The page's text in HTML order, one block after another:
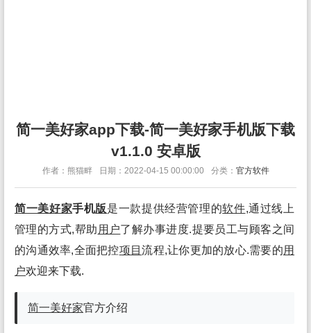
简一美好家app下载-简一美好家手机版下载
v1.1.0 安卓版
作者：熊猫畔 日期：2022-04-15 00:00:00 分类： 官方软件
简一美好家手机版是一款提供经营管理的软件,通过线上
管理的方式,帮助 用户了解办事进度.提要员工与顾客之间
的沟通效率,全面把控项目流程,让你更加的放心.需要的用
户欢迎来下载.
简一美好家官方介绍